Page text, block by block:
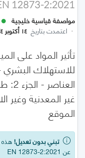
12873-2:2021
مواصفة قياسية خليجية
· اعتمدت بتاريخ ١٤ أكتوبر ٢٠٢٤
تأثير المواد على
للاستهلاك البشري
غير المعدنية وغير
الموقع
تبني بدون تعديل! هذه
عن EN 12873-2:2021